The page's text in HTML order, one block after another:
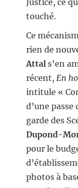
Justice, ce
touché.
Ce
rien de
Attal s’en
récent, En
intitule «
d’une
garde des
Dupond-
pour le
photos à